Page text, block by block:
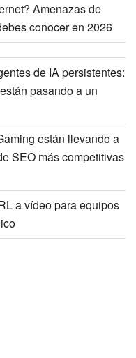
Amenazas de
conocer en 2026
de IA persistentes:
pasando a un
están llevando a
SEO más competitivas
a vídeo para equipos